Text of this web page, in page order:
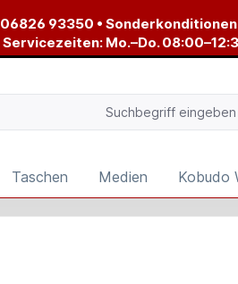
06826 93350 •
Servicezeiten: Mo.–Do.
Taschen Medien Kobudo